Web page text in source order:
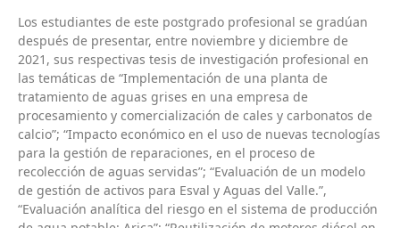
Los estudiantes de este postgrado profesional se gradúan
después de presentar, entre noviembre y diciembre de
2021, sus respectivas tesis de investigación profesional en
las temáticas de “Implementación de una planta de
tratamiento de aguas grises en una empresa de
procesamiento y comercialización de cales y carbonatos de
calcio”; “Impacto económico en el uso de nuevas tecnologías
para la gestión de reparaciones, en el proceso de
recolección de aguas servidas”; “Evaluación de un modelo
de gestión de activos para Esval y Aguas del Valle.”,
“Evaluación analítica del riesgo en el sistema de producción